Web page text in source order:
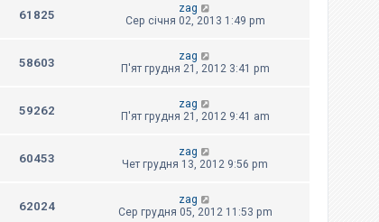
61825
zag
Сер січня 02, 2013 1:49 pm
58603
zag
П'ят грудня 21, 2012 3:41 pm
59262
zag
П'ят грудня 21, 2012 9:41 am
60453
zag
Чет грудня 13, 2012 9:56 pm
62024
zag
Сер грудня 05, 2012 11:53 pm